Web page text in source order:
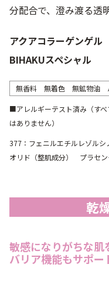
分配合で、澄み渡る透
アクアコラーゲンゲル
BIHAKUスペシャル
無香料 無着色 無鉱物油
■アレルギーテスト済み（す
はありません）
377：フェニルエチルレゾル
オリド（整肌成分） プラセン
乾
敏感になりがちな肌
バリア機能もサポー